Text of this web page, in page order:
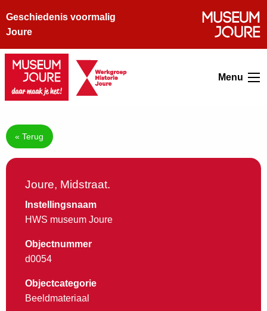
Geschiedenis voormalig
Joure
Menu
« Terug
Joure, Midstraat.
Instellingsnaam
HWS museum Joure
Objectnummer
d0054
Objectcategorie
Beeldmateriaal